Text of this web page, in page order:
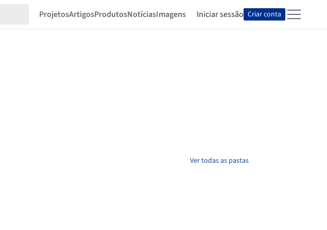
ProjetosArtigosProdutosNotíciasImagens Iniciar sessão Criar conta
Ver todas as pastas